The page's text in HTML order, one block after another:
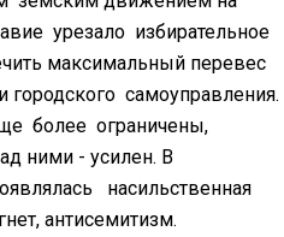
урезало избирательное
максимальный перевес
городского самоуправления.
более ограничены,
ними - усилен. В
насильственная
антисемитизм.